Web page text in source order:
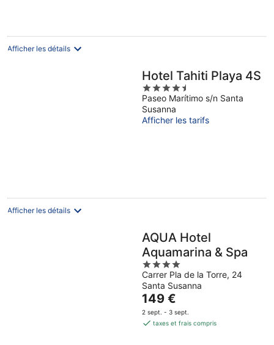
Afficher les détails
Hotel Tahiti Playa 4S
4.5
out
of
5
Paseo Marítimo s/n Santa
Susanna
Afficher les tarifs
Afficher les détails
AQUA Hotel
Aquamarina & Spa
4
out
of
5
Carrer Pla de la Torre, 24
Santa Susanna
Le
prix
est
149 €
2 sept. - 3 sept.
taxes et frais compris